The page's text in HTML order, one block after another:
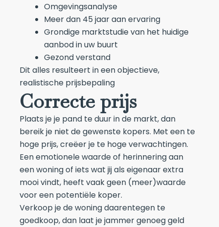
Omgevingsanalyse
Meer dan 45 jaar aan ervaring
Grondige marktstudie van het huidige
aanbod in uw buurt
Gezond verstand
Dit alles resulteert in een objectieve,
realistische prijsbepaling
Correcte prijs
Plaats je je pand te duur in de markt, dan
bereik je niet de gewenste kopers. Met een te
hoge prijs, creëer je te hoge verwachtingen.
Een emotionele waarde of herinnering aan
een woning of iets wat jij als eigenaar extra
mooi vindt, heeft vaak geen (meer)waarde
voor een potentiële koper.
Verkoop je de woning daarentegen te
goedkoop, dan laat je jammer genoeg geld